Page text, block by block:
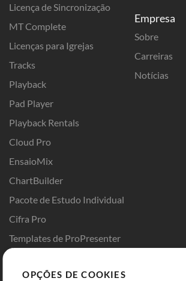
Licença de Sincronização
MT Complete
Licenças para Igrejas
Tracks
Playback
Pad Player
Playback Rentals
Cloud Pro
EnsaioMix
ChartBuilder
Pacote de Estudo Individual
Cifra Pro
Templates de ProPresenter
Empresa
Sobre
Carreiras
Notícias
OPÇÕES DE COOKIES